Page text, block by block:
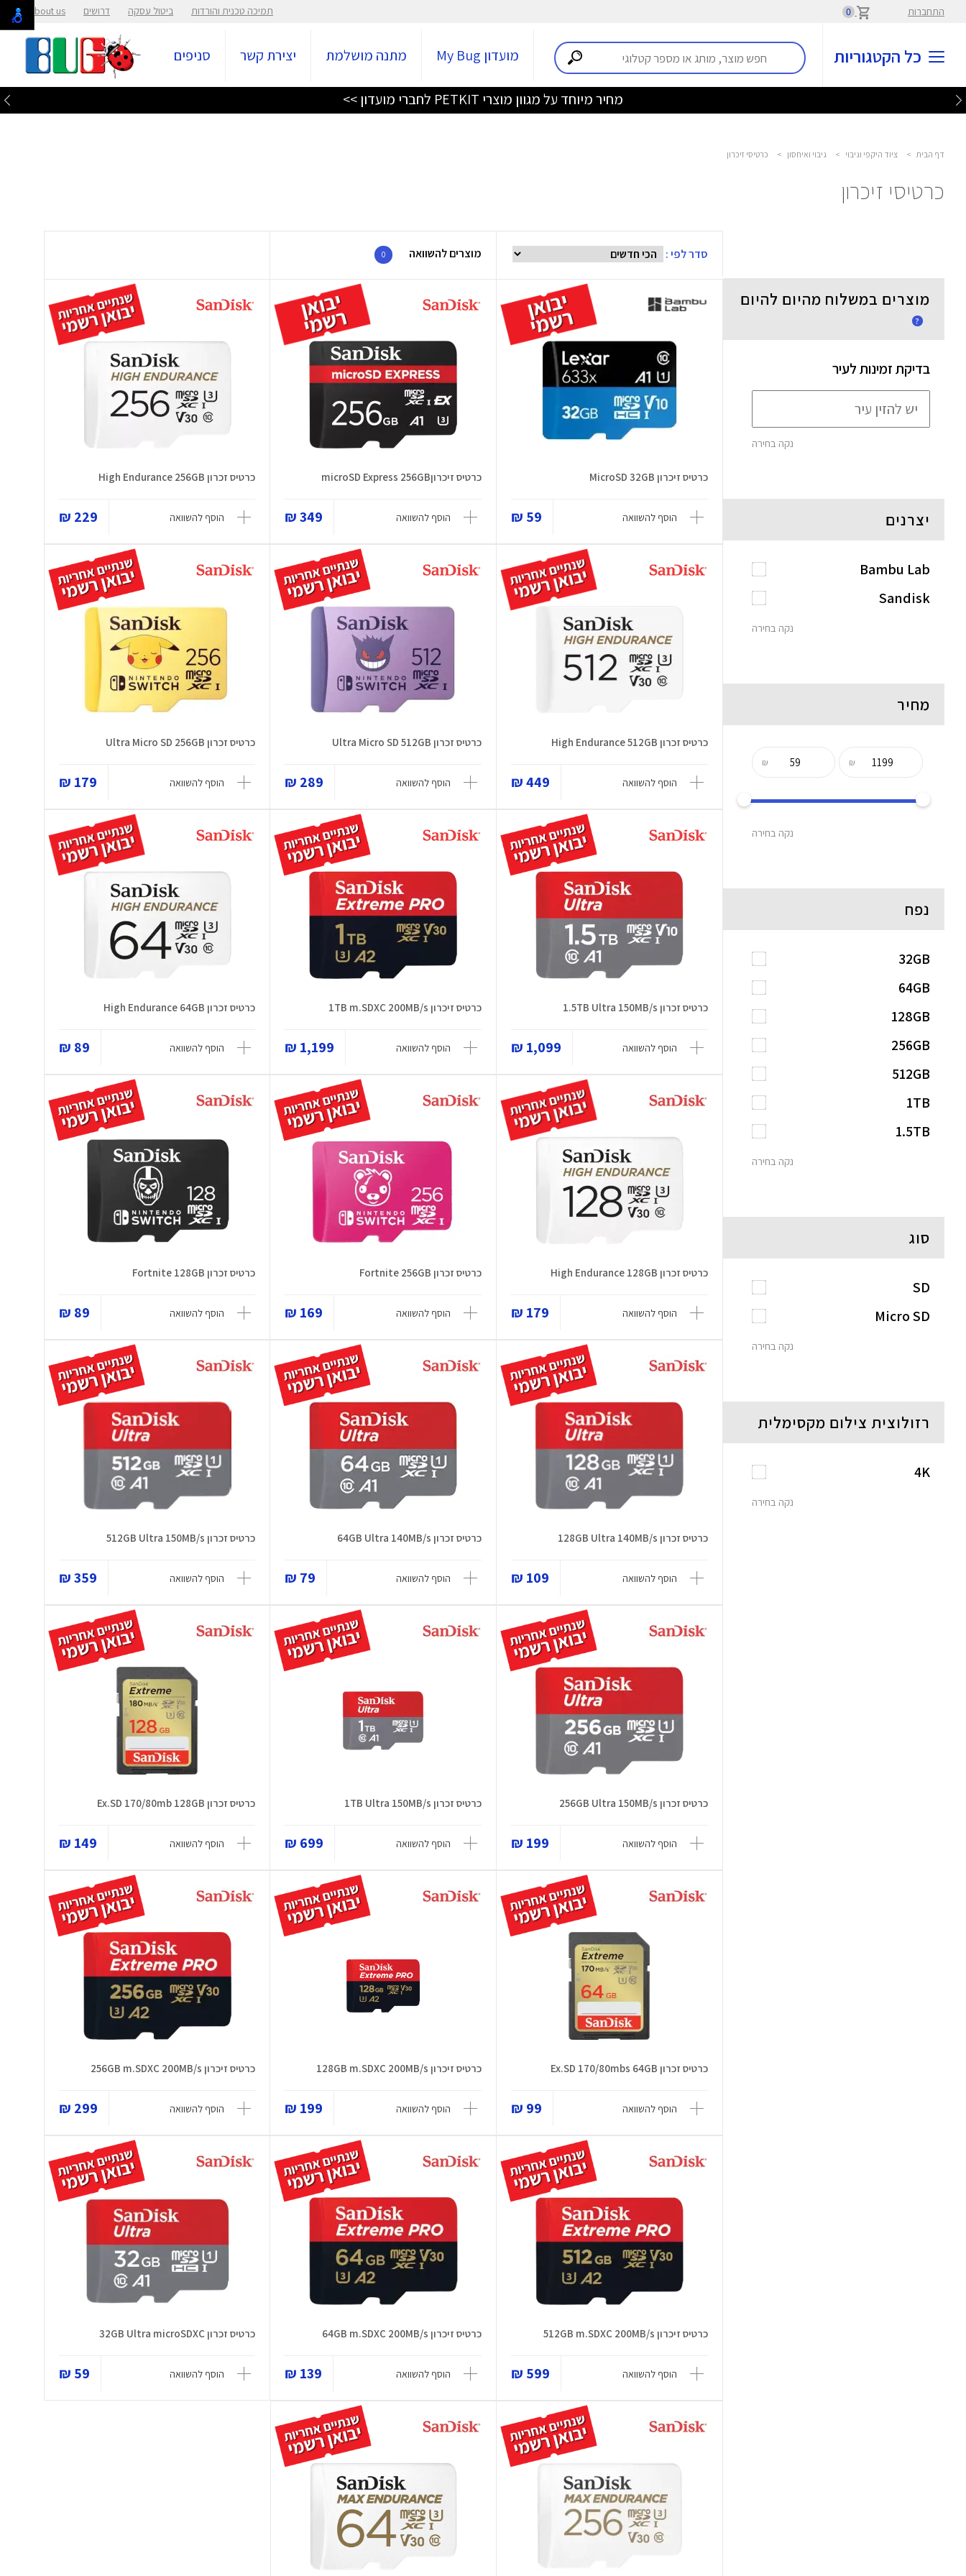
התחברות 0 תמיכה טכנית והורדות ביטול עסקה דרושים About us
כל הקטגוריות מועדון My Bug מתנה מושלמת יצירת קשר סניפים
מחיר מיוחד על מגוון מוצרי PETKIT לחברי מועדון >>
דף הבית > ציוד היקפי וגיבוי > גיבוי ואיחסון > כרטיסי זיכרון
כרטיסי זיכרון
סדר לפי : מוצרים להשוואה 0
כרטיס זיכרון MicroSD 32GB
הוסף להשוואה 59 ₪
כרטיס זיכרוןmicroSD Express 256GB
הוסף להשוואה 349 ₪
כרטיס זכרון High Endurance 256GB
הוסף להשוואה 229 ₪
כרטיס זכרון High Endurance 512GB
הוסף להשוואה 449 ₪
כרטיס זכרון Ultra Micro SD 512GB
הוסף להשוואה 289 ₪
כרטיס זכרון Ultra Micro SD 256GB
הוסף להשוואה 179 ₪
כרטיס זכרון 1.5TB Ultra 150MB/s
הוסף להשוואה 1,099 ₪
כרטיס זיכרון 1TB m.SDXC 200MB/s
הוסף להשוואה 1,199 ₪
כרטיס זכרון High Endurance 64GB
הוסף להשוואה 89 ₪
כרטיס זכרון High Endurance 128GB
הוסף להשוואה 179 ₪
כרטיס זכרון Fortnite 256GB
הוסף להשוואה 169 ₪
כרטיס זכרון Fortnite 128GB
הוסף להשוואה 89 ₪
כרטיס זכרון 128GB Ultra 140MB/s
הוסף להשוואה 109 ₪
כרטיס זכרון 64GB Ultra 140MB/s
הוסף להשוואה 79 ₪
כרטיס זכרון 512GB Ultra 150MB/s
הוסף להשוואה 359 ₪
כרטיס זכרון 256GB Ultra 150MB/s
הוסף להשוואה 199 ₪
כרטיס זכרון 1TB Ultra 150MB/s
הוסף להשוואה 699 ₪
כרטיס זכרון Ex.SD 170/80mb 128GB
הוסף להשוואה 149 ₪
כרטיס זכרון Ex.SD 170/80mbs 64GB
הוסף להשוואה 99 ₪
כרטיס זיכרון 128GB m.SDXC 200MB/s
הוסף להשוואה 199 ₪
כרטיס זיכרון 256GB m.SDXC 200MB/s
הוסף להשוואה 299 ₪
כרטיס זיכרון 512GB m.SDXC 200MB/s
הוסף להשוואה 599 ₪
כרטיס זיכרון 64GB m.SDXC 200MB/s
הוסף להשוואה 139 ₪
כרטיס זכרון 32GB Ultra microSDXC
הוסף להשוואה 59 ₪
מוצרים במשלוח מהיום להיום
?
בדיקת זמינות לעיר
נקה בחירה
יצרנים
Bambu Lab
Sandisk
נקה בחירה
מחיר
₪
₪
נקה בחירה
נפח
32GB
64GB
128GB
256GB
512GB
1TB
1.5TB
נקה בחירה
סוג
SD
Micro SD
נקה בחירה
רזולוצית צילום מקסימלית
4K
נקה בחירה